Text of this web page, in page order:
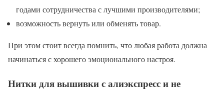
годами сотрудничества с лучшими производителями;
возможность вернуть или обменять товар.
При этом стоит всегда помнить, что любая работа должна
начинаться с хорошего эмоционального настроя.
Нитки для вышивки с алиэкспресс и не